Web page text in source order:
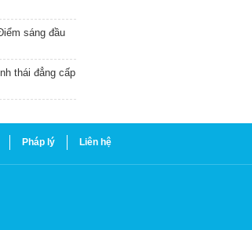
sáng đầu
thái đẳng cấp
Pháp lý Liên hệ